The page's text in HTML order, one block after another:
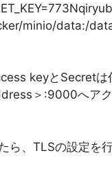
minio/data:/
keyとSecretは
＞:9000へア
ら、TLSの設定を行